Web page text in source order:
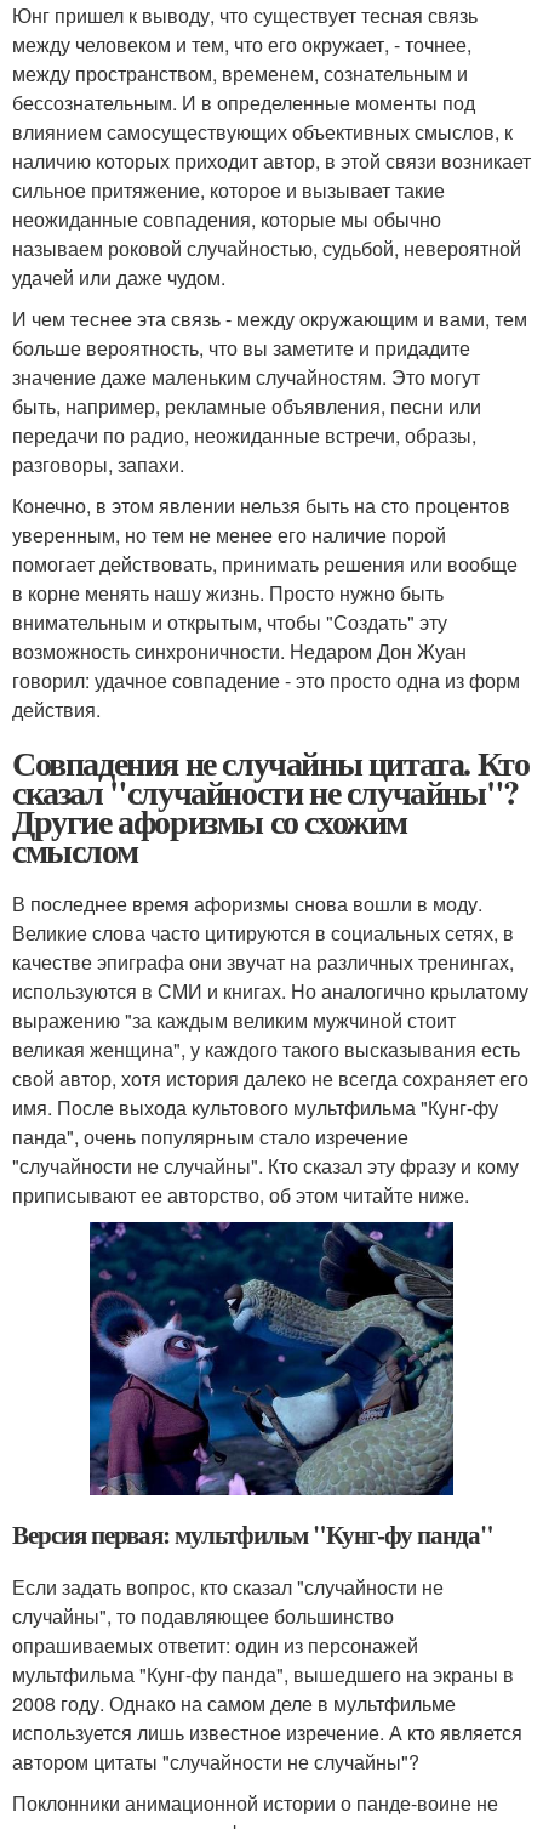
Юнг пришел к выводу, что существует тесная связь
между человеком и тем, что его окружает, - точнее,
между пространством, временем, сознательным и
бессознательным. И в определенные моменты под
влиянием самосуществующих объективных смыслов, к
наличию которых приходит автор, в этой связи возникает
сильное притяжение, которое и вызывает такие
неожиданные совпадения, которые мы обычно
называем роковой случайностью, судьбой, невероятной
удачей или даже чудом.
И чем теснее эта связь - между окружающим и вами, тем
больше вероятность, что вы заметите и придадите
значение даже маленьким случайностям. Это могут
быть, например, рекламные объявления, песни или
передачи по радио, неожиданные встречи, образы,
разговоры, запахи.
Конечно, в этом явлении нельзя быть на сто процентов
уверенным, но тем не менее его наличие порой
помогает действовать, принимать решения или вообще
в корне менять нашу жизнь. Просто нужно быть
внимательным и открытым, чтобы "Создать" эту
возможность синхроничности. Недаром Дон Жуан
говорил: удачное совпадение - это просто одна из форм
действия.
Совпадения не случайны цитата. Кто
сказал "случайности не случайны"?
Другие афоризмы со схожим
смыслом
В последнее время афоризмы снова вошли в моду.
Великие слова часто цитируются в социальных сетях, в
качестве эпиграфа они звучат на различных тренингах,
используются в СМИ и книгах. Но аналогично крылатому
выражению "за каждым великим мужчиной стоит
великая женщина", у каждого такого высказывания есть
свой автор, хотя история далеко не всегда сохраняет его
имя. После выхода культового мультфильма "Кунг-фу
панда", очень популярным стало изречение
"случайности не случайны". Кто сказал эту фразу и кому
приписывают ее авторство, об этом читайте ниже.
Версия первая: мультфильм "Кунг-фу панда"
Если задать вопрос, кто сказал "случайности не
случайны", то подавляющее большинство
опрашиваемых ответит: один из персонажей
мультфильма "Кунг-фу панда", вышедшего на экраны в
2008 году. Однако на самом деле в мультфильме
используется лишь известное изречение. А кто является
автором цитаты "случайности не случайны"?
Поклонники анимационной истории о панде-воине не